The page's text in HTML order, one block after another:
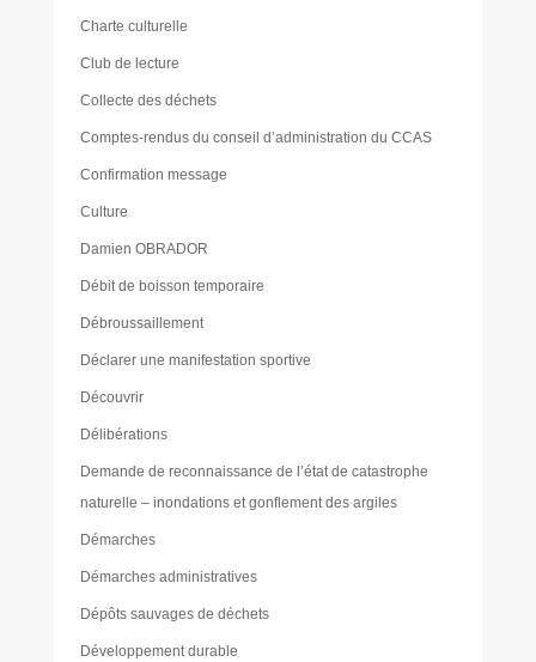
Charte culturelle
Club de lecture
Collecte des déchets
Comptes-rendus du conseil d’administration du CCAS
Confirmation message
Culture
Damien OBRADOR
Débit de boisson temporaire
Débroussaillement
Déclarer une manifestation sportive
Découvrir
Délibérations
Demande de reconnaissance de l’état de catastrophe
naturelle – inondations et gonflement des argiles
Démarches
Démarches administratives
Dépôts sauvages de déchets
Développement durable